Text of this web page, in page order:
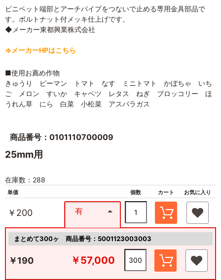
ビニペット端部とアーチパイプをつないで止める専用金具部品で
す。ボルトナット付メッキ仕上げです。
◆メーカー東都興業株式会社
⇒メーカーHPはこちら
■使用お薦め作物
きゅうり ピーマン トマト なす ミニトマト かぼちゃ いち
ご メロン すいか キャベツ レタス ねぎ ブロッコリー ほ
うれん草 にら 白菜 小松菜 アスパラガス
商品番号：0101110700009
25mm用
在庫数：288
単価 個数 カート お気に入り
￥200 有
まとめて300ヶ 商品番号：5001123003003
￥190 ￥57,000